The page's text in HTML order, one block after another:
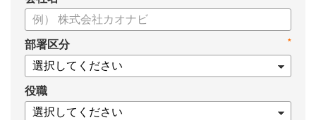
・超入門タレントマネジメント
・タレントマネジメントシステムの選び方
・タレントマネジメントシステム「カオナビ」の説明資料
*
部署区分
役職